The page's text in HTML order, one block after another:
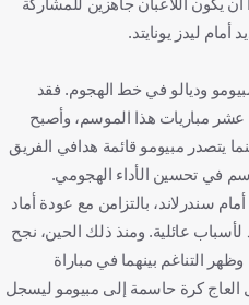
أمام ليدز يونايتد.
وديالو في خط الهجوم. فقد
مباريات هذا الموسم، وأصبح
يتصدر مبيومو قائمة هدافي الفريق
في تحسين الأداء الهجومي.
سندرلاند، بالتزامن مع عودة أماد
لأسباب عائلية. ومنذ ذلك الحين، نجح
التناغم بينهما في مباراة
كرة حاسمة إلى مبيومو ليسجل